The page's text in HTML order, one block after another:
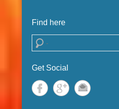
Find here
Search
Get Social